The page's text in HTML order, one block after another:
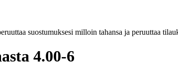
suostumuksesi milloin tahansa ja peruuttaa
4.00-6